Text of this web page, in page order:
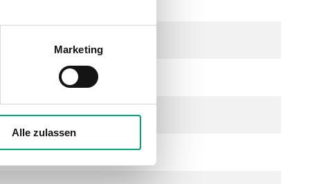
Marketing
Alle zulassen
Gase